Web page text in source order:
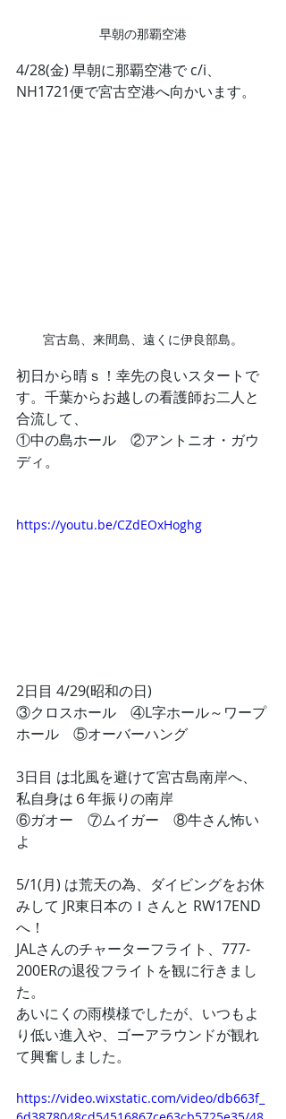
早朝の那覇空港
4/28(金) 早朝に那覇空港で c/i、
NH1721便で宮古空港へ向かいます。
宮古島、来間島、遠くに伊良部島。
初日から晴ｓ！幸先の良いスタートで
す。千葉からお越しの看護師お二人と
合流して、
①中の島ホール　②アントニオ・ガウ
ディ。
https://youtu.be/CZdEOxHoghg
2日目 4/29(昭和の日)
③クロスホール　④L字ホール～ワープ
ホール　⑤オーバーハング
3日目 は北風を避けて宮古島南岸へ、
私自身は６年振りの南岸
⑥ガオー　⑦ムイガー　⑧牛さん怖い
よ
5/1(月) は荒天の為、ダイビングをお休
みして JR東日本のＩさんと RW17END
へ！
JALさんのチャーターフライト、777-
200ERの退役フライトを観に行きまし
た。
あいにくの雨模様でしたが、いつもよ
り低い進入や、ゴーアラウンドが観れ
て興奮しました。
https://video.wixstatic.com/video/db663f_